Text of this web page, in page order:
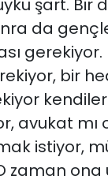
da
gerekiyor.
bir
avukat mı
istiyor,
zaman ona